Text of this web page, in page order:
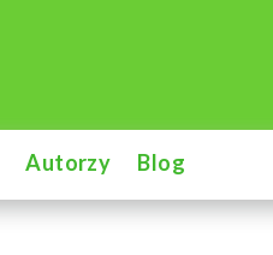
Autorzy Blog